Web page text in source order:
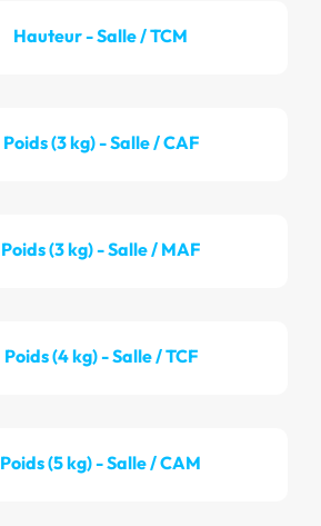
Hauteur - Salle / TCM
Poids (3 kg) - Salle / CAF
Poids (3 kg) - Salle / MAF
Poids (4 kg) - Salle / TCF
Poids (5 kg) - Salle / CAM